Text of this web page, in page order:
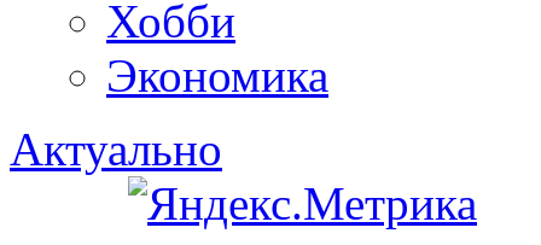
Хобби
Экономика
Актуально